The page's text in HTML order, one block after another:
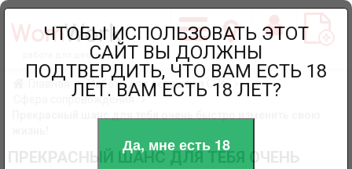
работа для девушек
Главная
Работа для девушек в СПб
Сфера сопровождения
ПРЕКРАСНЫЙ ШАНС ДЛЯ ТЕБЯ ОЧЕНЬ
ЧТОБЫ ИСПОЛЬЗОВАТЬ ЭТОТ
САЙТ ВЫ ДОЛЖНЫ
ПОДТВЕРДИТЬ, ЧТО ВАМ ЕСТЬ 18
ЛЕТ. ВАМ ЕСТЬ 18 ЛЕТ?
Да, мне есть 18